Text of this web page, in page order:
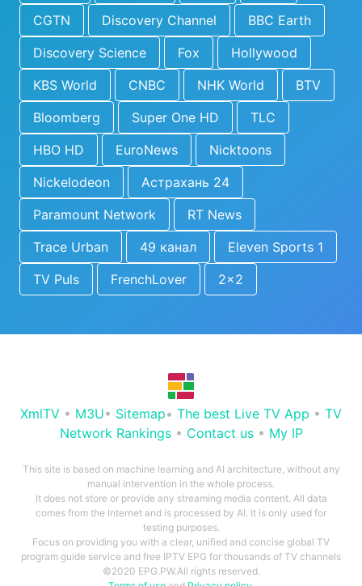
CGTN
Discovery Channel
BBC Earth
Discovery Science
Fox
Hollywood
KBS World
CNBC NHK World
BTV
Bloomberg
Super One HD
TLC
HBO HD
EuroNews
Nicktoons
Nickelodeon
Астрахань 24
Paramount Network
RT News
Trace Urban
49 канал
Eleven Sports 1
TV Puls
FrenchLover 2x2
XmlTV • M3U• Sitemap• The best Live TV App • TV
Network Rankings• Contact us• My IP
This site is based on machine learning and AI architecture, without any
manual intervention in the whole process.
It does not store or provide any streaming media content. All data
comes from the Internet and is processed by AI. It is only used for
testing purposes.
Focus on providing you with a clear, unified and concise global TV
program guide service and free IPTV EPG for thousands of TV channels
©2020 EPG.PW.All rights reserved.